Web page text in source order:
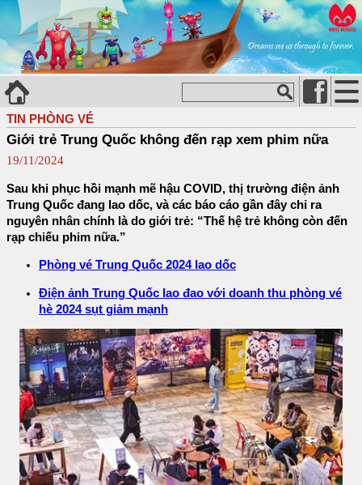
TIN PHÒNG VÉ
Giới trẻ Trung Quốc không đến rạp xem phim nữa
19/11/2024
Sau khi phục hồi mạnh mẽ hậu COVID, thị trường điện ảnh
Trung Quốc đang lao dốc, và các báo cáo gần đây chỉ ra
nguyên nhân chính là do giới trẻ: “Thế hệ trẻ không còn đến
rạp chiếu phim nữa.”
Phòng vé Trung Quốc 2024 lao dốc
Điện ảnh Trung Quốc lao đao với doanh thu phòng vé
hè 2024 sụt giảm mạnh